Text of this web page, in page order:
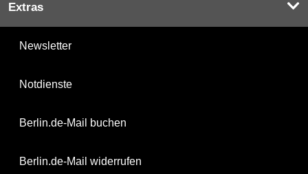
Extras
Newsletter
Notdienste
Berlin.de-Mail buchen
Berlin.de-Mail widerrufen